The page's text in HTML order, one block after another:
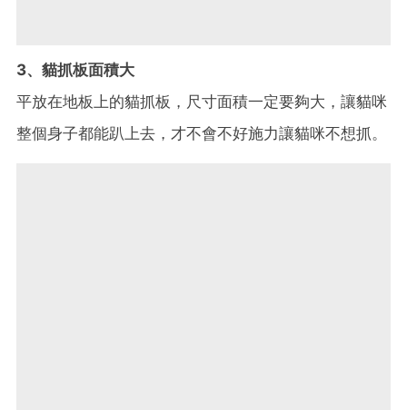
3、貓抓板面積大
平放在地板上的貓抓板，尺寸面積一定要夠大，讓貓咪
整個身子都能趴上去，才不會不好施力讓貓咪不想抓。